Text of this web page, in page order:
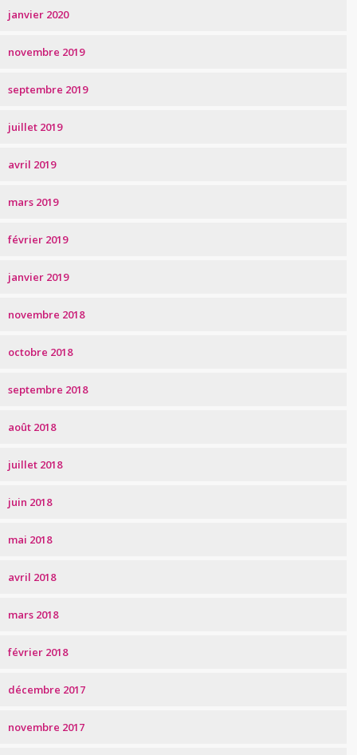
janvier 2020
novembre 2019
septembre 2019
juillet 2019
avril 2019
mars 2019
février 2019
janvier 2019
novembre 2018
octobre 2018
septembre 2018
août 2018
juillet 2018
juin 2018
mai 2018
avril 2018
mars 2018
février 2018
décembre 2017
novembre 2017